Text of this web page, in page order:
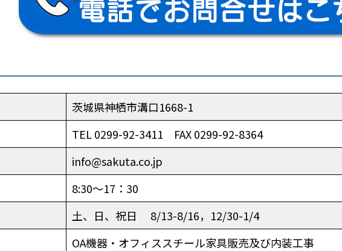
茨城県神栖市溝口1668-1
TEL 0299-92-3411 FAX 0299-92-8364
info@sakuta.co.jp
8:30～17：30
土、日、祝日 8/13-8/16，12/30-1/4
OA機器・オフィススチール家具販売及び内装工事